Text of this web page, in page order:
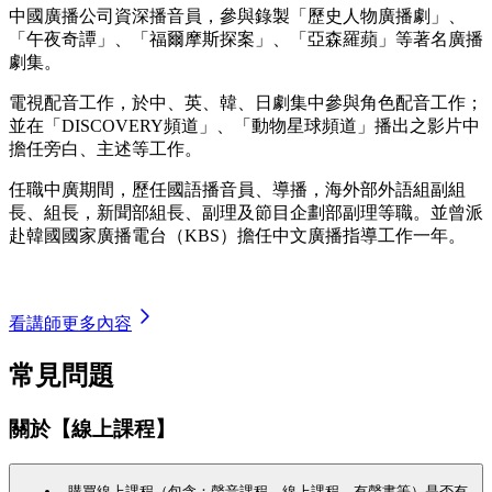
中國廣播公司資深播音員，參與錄製「歷史人物廣播劇」、
「午夜奇譚」、「福爾摩斯探案」、「亞森羅蘋」等著名廣播
劇集。
電視配音工作，於中、英、韓、日劇集中參與角色配音工作；
並在「DISCOVERY頻道」、「動物星球頻道」播出之影片中
擔任旁白、主述等工作。
任職中廣期間，歷任國語播音員、導播，海外部外語組副組
長、組長，新聞部組長、副理及節目企劃部副理等職。並曾派
赴韓國國家廣播電台（KBS）擔任中文廣播指導工作一年。
看講師更多內容
常見問題
關於【線上課程】